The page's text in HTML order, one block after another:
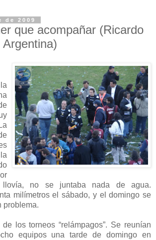
de 2009
que acompañar (Ricardo
llovía, no se juntaba nada de agua.
milímetros el sábado, y el domingo se
problema.
los torneos “relámpagos”. Se reunían
equipos una tarde de domingo en